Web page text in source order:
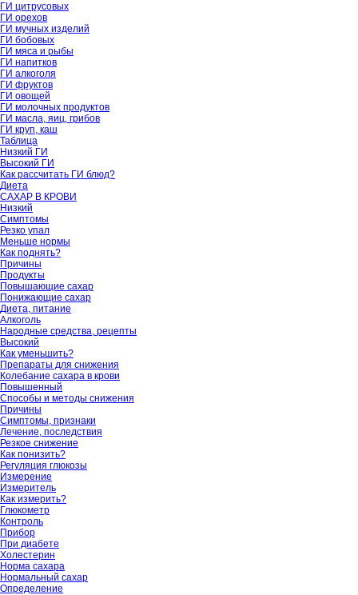
ГИ цитрусовых
ГИ орехов
ГИ мучных изделий
ГИ бобовых
ГИ мяса и рыбы
ГИ напитков
ГИ алкоголя
ГИ фруктов
ГИ овощей
ГИ молочных продуктов
ГИ масла, яиц, грибов
ГИ круп, каш
Таблица
Низкий ГИ
Высокий ГИ
Как рассчитать ГИ блюд?
Диета
САХАР В КРОВИ
Низкий
Симптомы
Резко упал
Меньше нормы
Как поднять?
Причины
Продукты
Повышающие сахар
Понижающие сахар
Диета, питание
Алкоголь
Народные средства, рецепты
Высокий
Как уменьшить?
Препараты для снижения
Колебание сахара в крови
Повышенный
Способы и методы снижения
Причины
Симптомы, признаки
Лечение, последствия
Резкое снижение
Как понизить?
Регуляция глюкозы
Измерение
Измеритель
Как измерить?
Глюкометр
Контроль
Прибор
При диабете
Холестерин
Норма сахара
Нормальный сахар
Определение